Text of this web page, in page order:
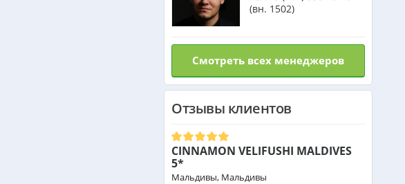
Катар из Алматы
от 309 000 тг.
Индонезия (Бали) из Алматы
от 740 000 тг.
Индия (ГОА) из Алматы
(вн. 1502)
Смотреть всех менеджеров
Отзывы клиентов
CINNAMON VELIFUSHI MALDIVES
5*
Мальдивы, Мальдивы